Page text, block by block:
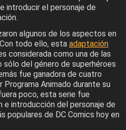
introducir el personaje de
algunos de los aspectos en
todo ello, esta adaptación
considerada como una de las
sólo del género de superhéroes
fue ganadora de cuatro
Animado durante su
poco, esta serie fue
e introducción del personaje de
populares de DC Comics hoy en